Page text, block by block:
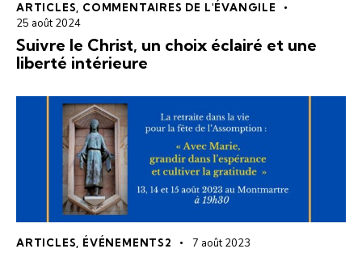
ARTICLES COMMENTAIRES DE L'ÉVANGILE
25 août 2024
Suivre le Christ, un choix éclairé et une
liberté intérieure
ARTICLES ÉVÉNEMENTS2 7 août 2023